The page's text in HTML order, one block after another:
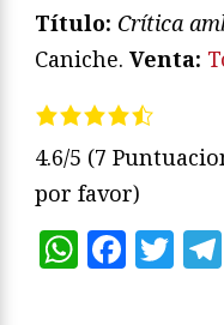
Título: Crítica
Caniche. Venta:
4.6/5 (7
por favor)